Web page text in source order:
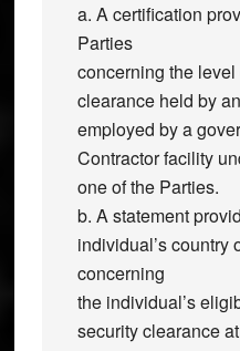
a. A certification
Parties
concerning the
clearance held by
employed by a
Contractor facility
one of the Parties.
b. A statement
individual’s country
concerning
the individual’s
security clearance